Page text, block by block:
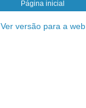
Página inicial
Ver versão para a web